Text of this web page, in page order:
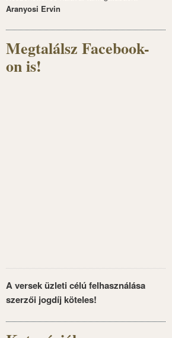
Aranyosi Ervin
Megtalálsz Facebook-
on is!
A versek üzleti célú felhasználása
szerzői jogdíj köteles!